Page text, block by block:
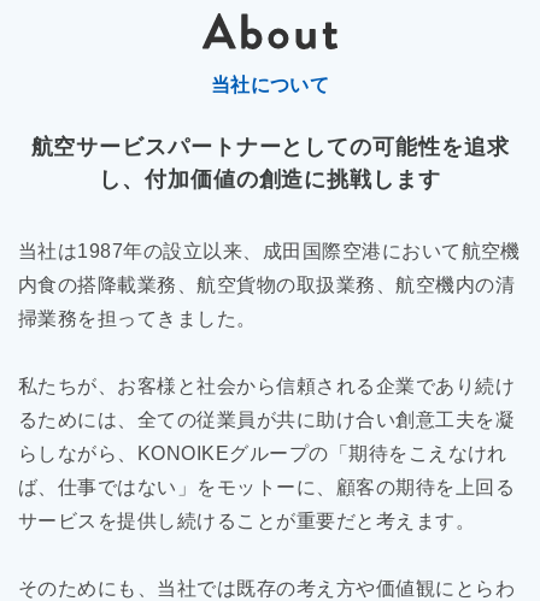
当社について
航空サービスパートナーとしての可能性を追求
し、付加価値の創造に挑戦します
当社は1987年の設立以来、成田国際空港において航空機
内食の搭降載業務、航空貨物の取扱業務、航空機内の清
掃業務を担ってきました。
私たちが、お客様と社会から信頼される企業であり続け
るためには、全ての従業員が共に助け合い創意工夫を凝
らしながら、KONOIKEグループの「期待をこえなけれ
ば、仕事ではない」をモットーに、顧客の期待を上回る
サービスを提供し続けることが重要だと考えます。
そのためにも、当社では既存の考え方や価値観にとらわ